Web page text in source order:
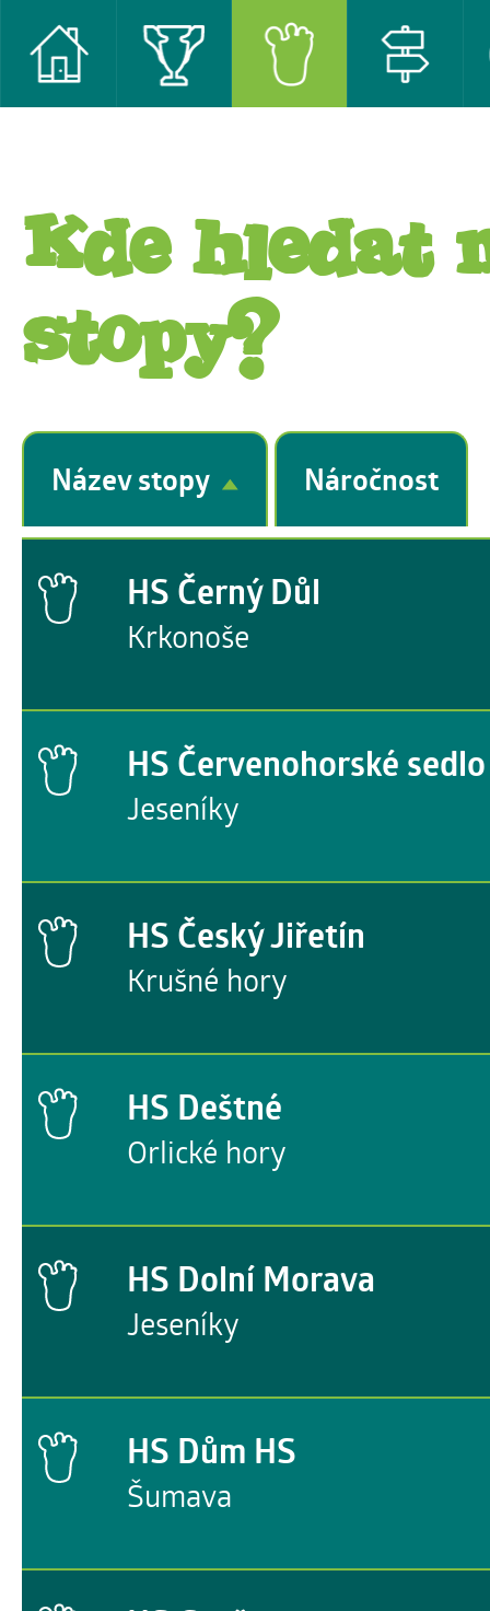
Kde hledat
stopy?
Název stopy Náročnost
HS Černý Důl
Krkonoše
HS Červenohorské sedlo
Jeseníky
HS Český Jiřetín
Krušné hory
HS Deštné
Orlické hory
HS Dolní Morava
Jeseníky
HS Dům HS
Šumava